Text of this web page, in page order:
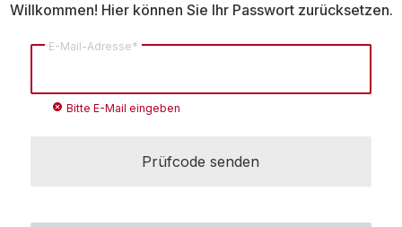
Willkommen! Hier können Sie Ihr Passwort zurücksetzen.
E-Mail-Adresse*
cancel Bitte E-Mail eingeben
Prüfcode senden